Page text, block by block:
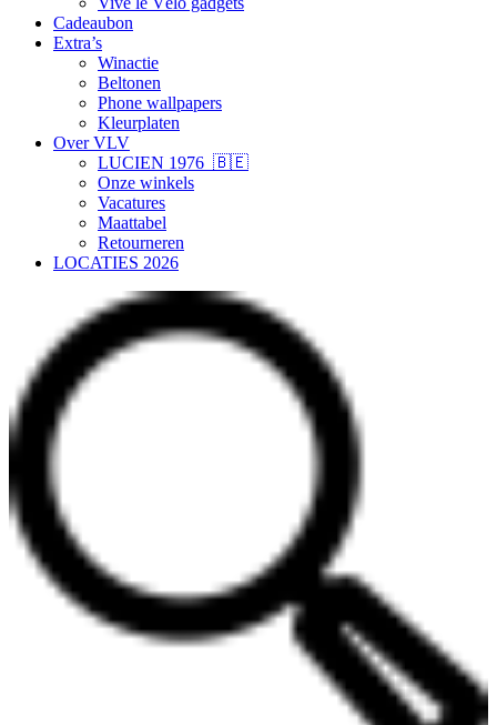
Cadeaubon
Extra’s
Winactie
Beltonen
Phone wallpapers
Kleurplaten
Over VLV
LUCIEN 1976 🇧🇪
Onze winkels
Vacatures
Maattabel
Retourneren
LOCATIES 2026